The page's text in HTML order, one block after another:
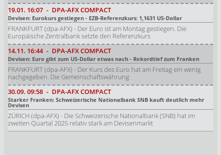
19.01. 16:07 - DPA-AFX COMPACT
Devisen: Eurokurs gestiegen - EZB-Referenzkurs: 1,1631 US-Dollar
FRANKFURT (dpa-AFX) - Der Euro ist am Montag gestiegen. Die
Europäische Zentralbank setzte den Referenzkurs
14.11. 16:44 - DPA-AFX COMPACT
Devisen: Euro gibt zum US-Dollar etwas nach - Rekordtief zum Franken
FRANKFURT (dpa-AFX) - Der Kurs des Euro hat am Freitag ein wenig
nachgegeben. Die Gemeinschaftswährung
30.09. 09:58 - DPA-AFX COMPACT
Starker Franken: Schweizerische Nationalbank SNB kauft deutlich mehr
Devisen
ZÜRICH (dpa-AFX) - Die Schweizerische Nationalbank (SNB) hat im
zweiten Quartal 2025 relativ stark am Devisenmarkt